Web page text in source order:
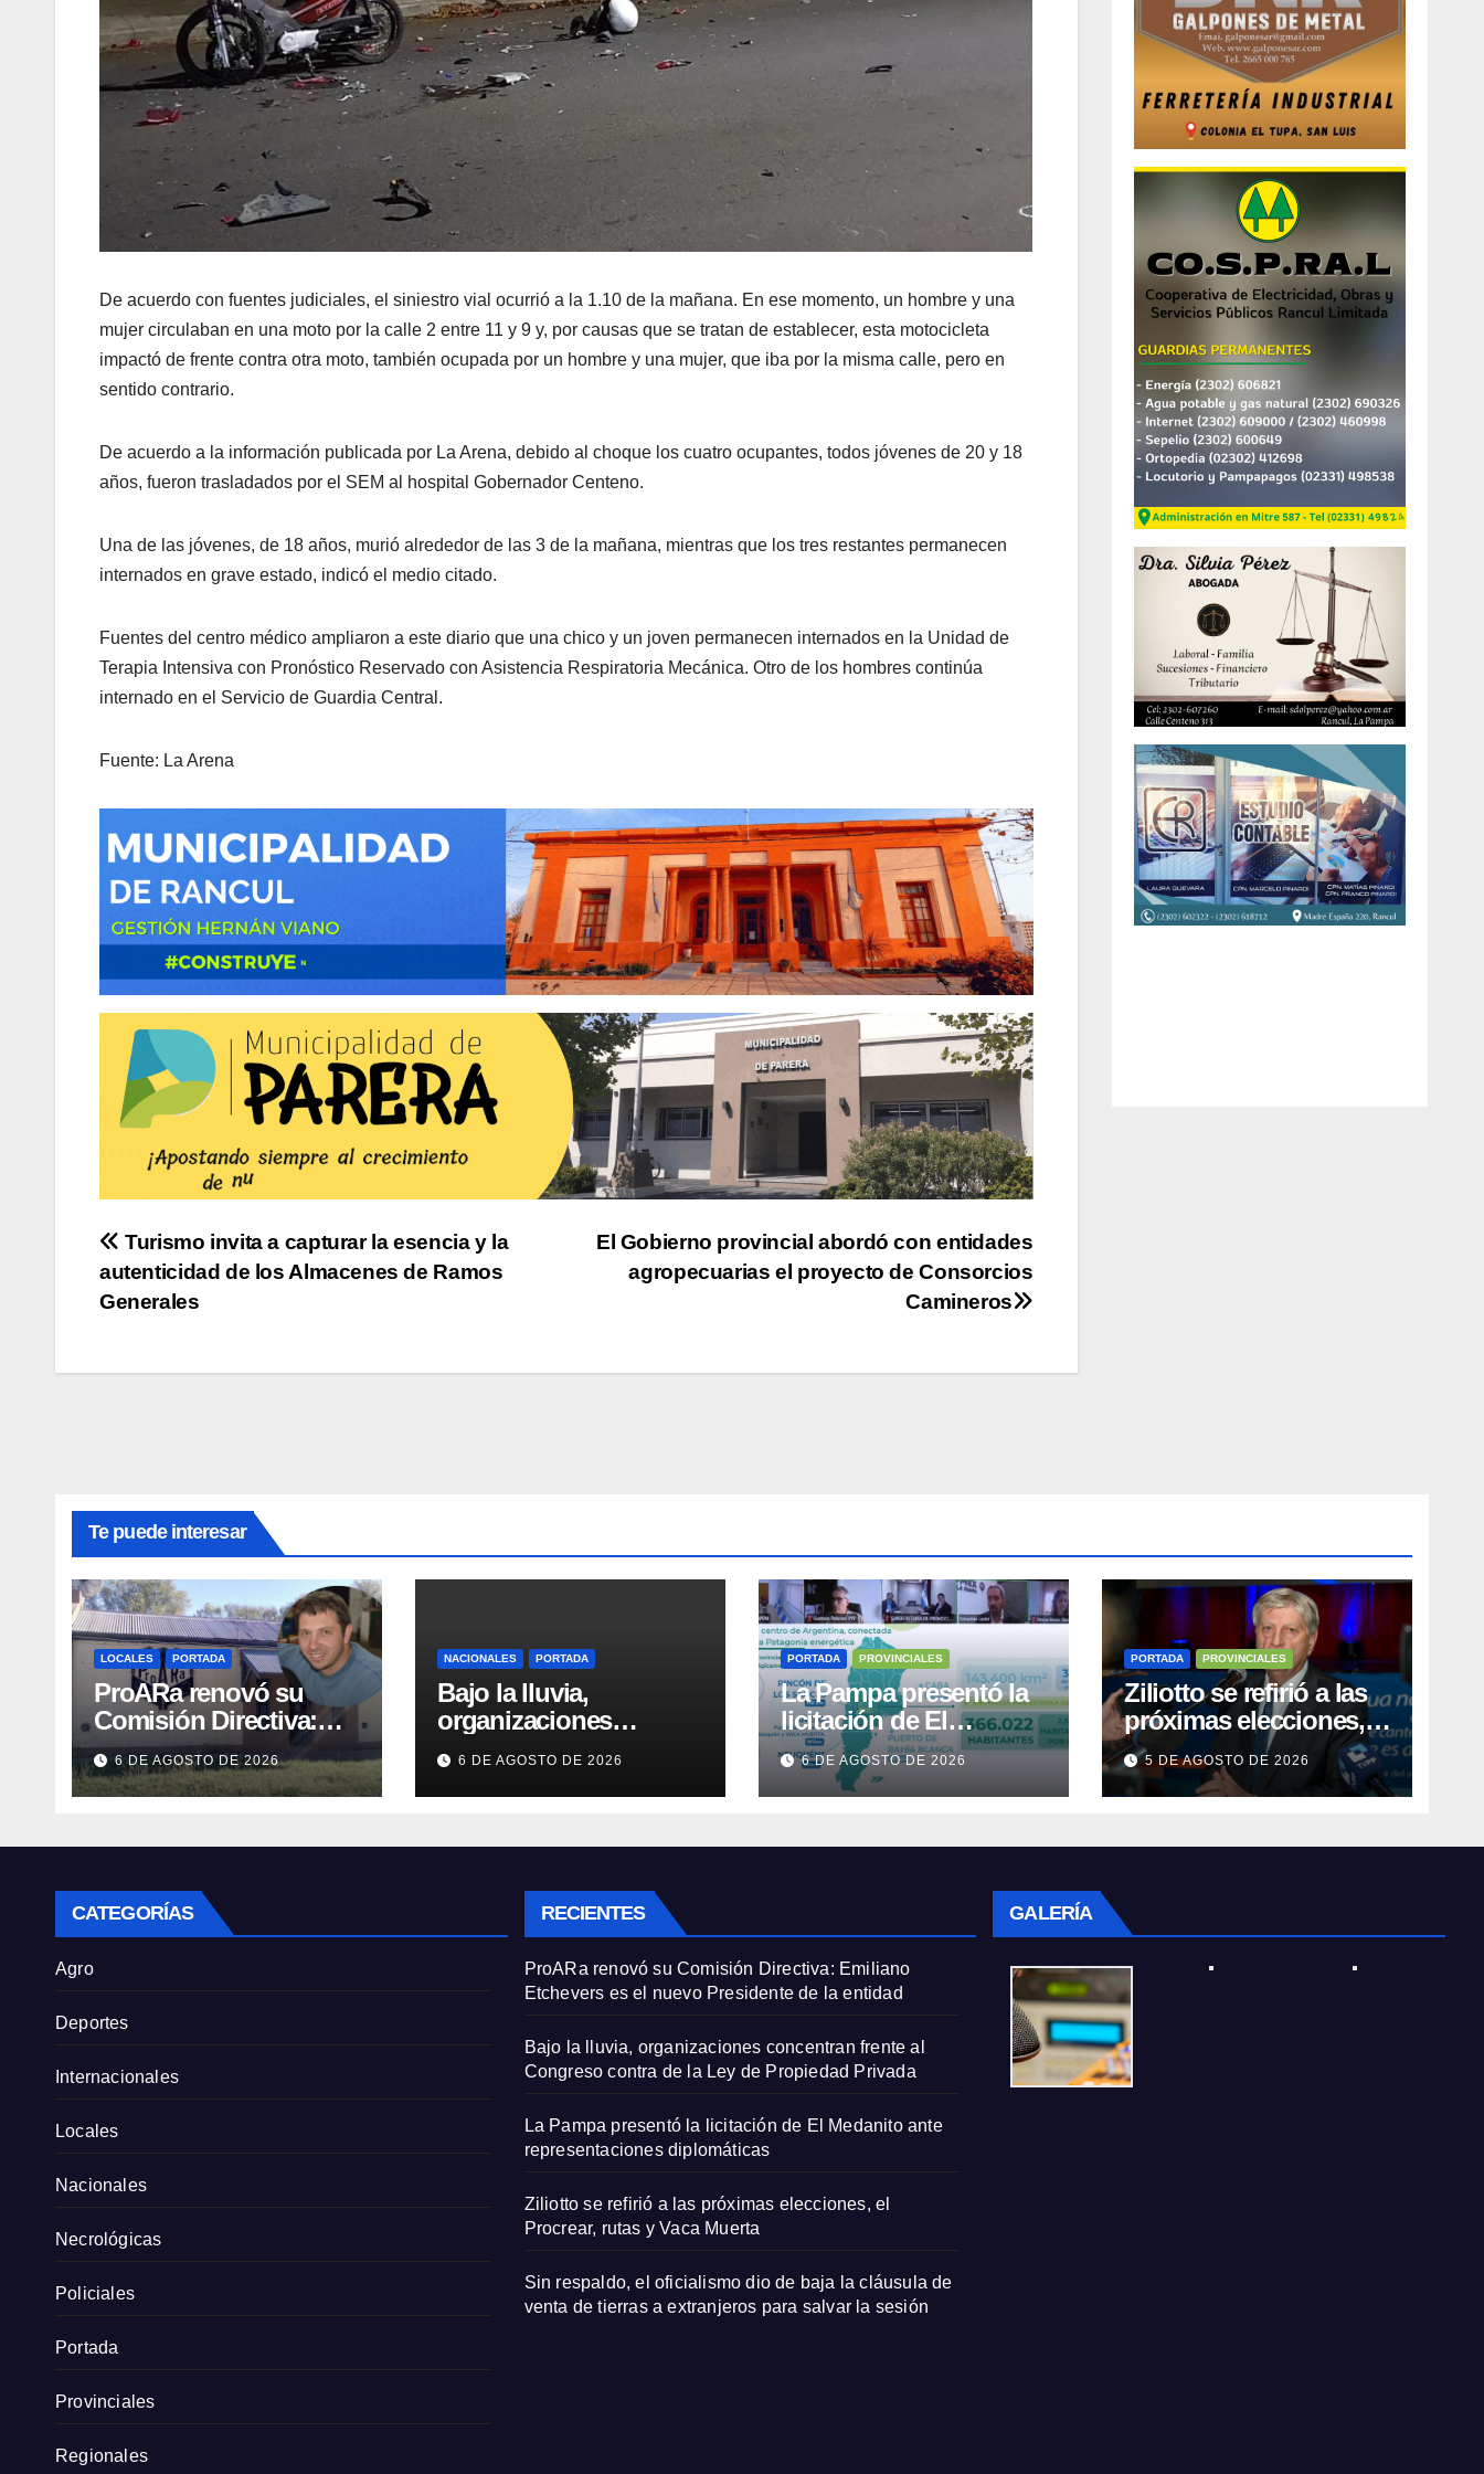
De acuerdo con fuentes judiciales, el siniestro vial ocurrió a la 1.10 de la mañana. En ese momento, un hombre y una
mujer circulaban en una moto por la calle 2 entre 11 y 9 y, por causas que se tratan de establecer, esta motocicleta
impactó de frente contra otra moto, también ocupada por un hombre y una mujer, que iba por la misma calle, pero en
sentido contrario.
De acuerdo a la información publicada por La Arena, debido al choque los cuatro ocupantes, todos jóvenes de 20 y 18
años, fueron trasladados por el SEM al hospital Gobernador Centeno.
Una de las jóvenes, de 18 años, murió alrededor de las 3 de la mañana, mientras que los tres restantes permanecen
internados en grave estado, indicó el medio citado.
Fuentes del centro médico ampliaron a este diario que una chico y un joven permanecen internados en la Unidad de
Terapia Intensiva con Pronóstico Reservado con Asistencia Respiratoria Mecánica. Otro de los hombres continúa
internado en el Servicio de Guardia Central.
Fuente: La Arena
Navegación
de
El Gobierno provincial abordó con entidades
agropecuarias el proyecto de Consorcios
Camineros
Turismo invita a capturar la esencia y la
autenticidad de los Almacenes de Ramos
Generales
Te puede interesar
LOCALES PORTADA
ProARa renovó su
Comisión Directiva:
Emiliano Etchevers es
el nuevo Presidente de
la entidad
6 DE AGOSTO DE 2026
NACIONALES PORTADA
Bajo la lluvia,
organizaciones
concentran frente al
Congreso contra de la
Ley de Propiedad
6 DE AGOSTO DE 2026
PORTADA PROVINCIALES
La Pampa presentó la
licitación de El
Medanito ante
representaciones
diplomáticas
6 DE AGOSTO DE 2026
PORTADA PROVINCIALES
Ziliotto se refirió a las
próximas elecciones,
el Procrear, rutas y
Vaca Muerta
5 DE AGOSTO DE 2026
CATEGORÍAS
Agro
Deportes
Internacionales
Locales
Nacionales
Necrológicas
Policiales
Portada
Provinciales
Regionales
RECIENTES
ProARa renovó su Comisión Directiva: Emiliano
Etchevers es el nuevo Presidente de la entidad
Bajo la lluvia, organizaciones concentran frente al
Congreso contra de la Ley de Propiedad Privada
La Pampa presentó la licitación de El Medanito ante
representaciones diplomáticas
Ziliotto se refirió a las próximas elecciones, el
Procrear, rutas y Vaca Muerta
Sin respaldo, el oficialismo dio de baja la cláusula de
venta de tierras a extranjeros para salvar la sesión
GALERÍA